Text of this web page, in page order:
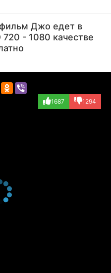
(Police Officer...)
Джо едет в
- 1080 качестве
1687 1294